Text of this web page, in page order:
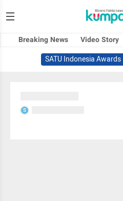
Breaking News Video Story
SATU Indonesia Awards
S